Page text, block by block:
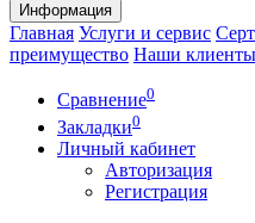
Информация
Главная Услуги и сервис
преимущество Наши клиенты
Сравнение0
Закладки0
Личный кабинет
Авторизация
Регистрация